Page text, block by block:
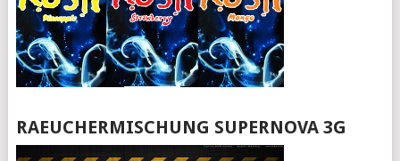
RAEUCHERMISCHUNG SUPERNOVA 3G